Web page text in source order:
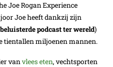
Joe Rogan Experience
Joe heeft dankzij zijn
podcast ter wereld)
tientallen miljoenen mannen.
vanvlees eten, vechtsporten